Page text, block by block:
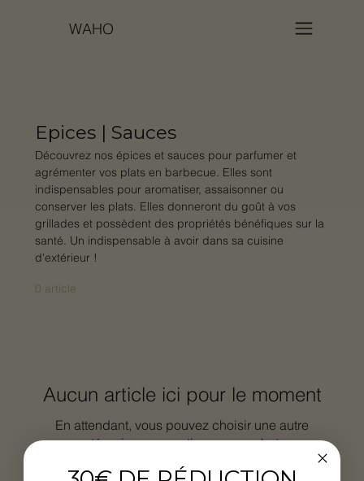
WAHO
Epices | Sauces
Découvrez nos épices et sauces pour parfumer et
agrémenter vos plats en barbecue. Elles sont
indispensables pour aromatiser, assaisonner ou
conserver les plats. Elles donneront du goût à vos
grillades et possèdent des propriétés bénéfiques sur la
santé. Un indispensable à avoir dans sa cuisine
d'extérieur !
0 article
Aucun article ici pour le moment
En attendant, vous pouvez choisir une autre
catégorie pour continuer vos achats.